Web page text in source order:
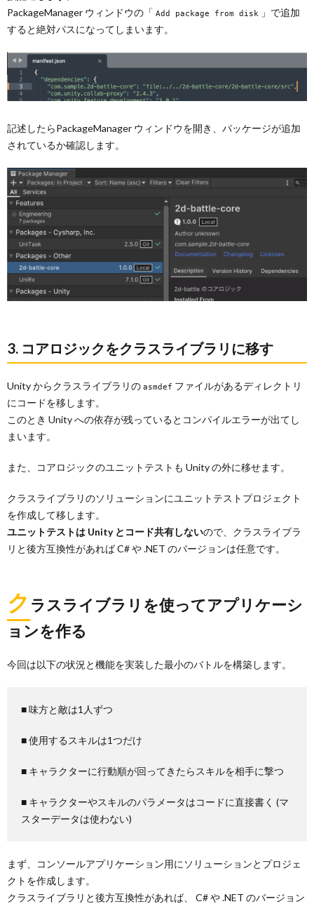
PackageManager ウィンドウの「 Add package from disk
」で追加
すると絶対パスになってしまいます。
記述したらPackageManager ウィンドウを開き、パッケージが追加
されているか確認します。
3. コアロジックをクラスライブラリに移す
Unity からクラスライブラリの asmdef ファイルがあるディレクトリ
にコードを移します。
このとき Unity への依存が残っているとコンパイルエラーが出てし
まいます。
また、コアロジックのユニットテストも Unity の外に移せます。
クラスライブラリのソリューションにユニットテストプロジェクト
を作成して移します。
ユニットテストは Unity とコード共有しないので、クラスライブラ
リと後方互換性があれば C# や .NET のバージョンは任意です。
ク ラスライブラリを使ってアプリケーシ
ョンを作る
今回は以下の状況と機能を実装した最小のバトルを構築します。
■ 味方と敵は1人ずつ
■ 使用するスキルは1つだけ
■ キャラクターに行動順が回ってきたらスキルを相手に撃つ
■ キャラクターやスキルのパラメータはコードに直接書く (マ
スターデータは使わない)
まず、コンソールアプリケーション用にソリューションとプロジェ
クトを作成します。
クラスライブラリと後方互換性があれば、 C# や .NET のバージョン